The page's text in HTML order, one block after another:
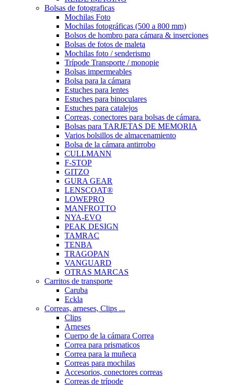
Bolsas de fotograficas
Mochilas Foto
Mochilas fotográficas (500 a 800 mm)
Bolsos de hombro para cámara & inserciones
Bolsas de fotos de maleta
Mochilas foto / senderismo
Trípode Transporte / monopie
Bolsas impermeables
Bolsa para la cámara
Estuches para lentes
Estuches para binoculares
Estuches para catalejos
Correas, conectores para bolsas de cámara.
Bolsas para TARJETAS DE MEMORIA
Varios bolsillos de almacenamiento
Bolsa de la cámara antirrobo
CULLMANN
F-STOP
GITZO
GURA GEAR
LENSCOAT®
LOWEPRO
MANFROTTO
NYA-EVO
PEAK DESIGN
TAMRAC
TENBA
TRAGOPAN
VANGUARD
OTRAS MARCAS
Carritos de transporte
Caruba
Eckla
Correas, arneses, Clips ...
Clips
Arneses
Cuerpo de la cámara Correa
Correa para prismaticos
Correa para la muñeca
Correas para mochilas
Accesorios, conectores correas
Correas de trípode